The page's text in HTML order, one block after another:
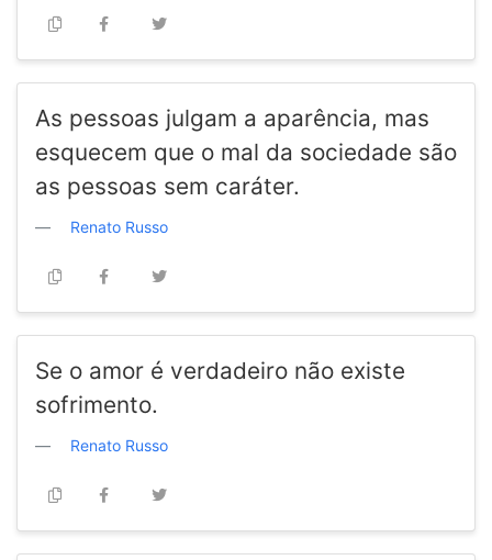
As pessoas julgam a aparência, mas
esquecem que o mal da sociedade são
as pessoas sem caráter.
Renato Russo
Se o amor é verdadeiro não existe
sofrimento.
Renato Russo